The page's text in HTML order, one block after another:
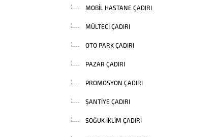
MOBIL HASTANE ÇADIRI
MÜLTECI ÇADIRI
OTO PARK ÇADIRI
PAZAR ÇADIRI
PROMOSYON ÇADIRI
ŞANTIYE ÇADIRI
SOĞUK İKLIM ÇADIRI